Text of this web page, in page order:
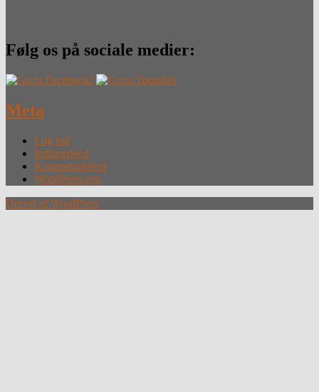
Følg os på sociale medier:
Meta
Log ind
Indlægsfeed
Kommentarfeed
WordPress.org
Drevet af WordPress